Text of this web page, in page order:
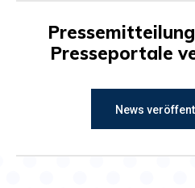
Presseportale
News